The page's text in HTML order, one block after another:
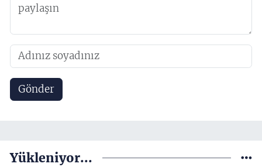
Gönder
Yükleniyor...